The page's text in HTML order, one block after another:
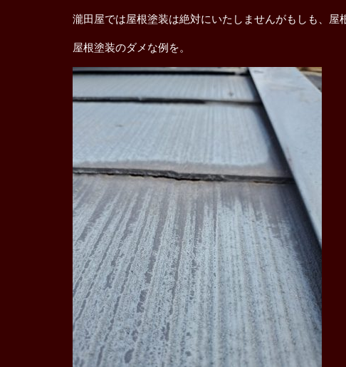
瀧田屋では屋根塗装は絶対にいたしませんがもしも、
屋根塗装のダメな例を。